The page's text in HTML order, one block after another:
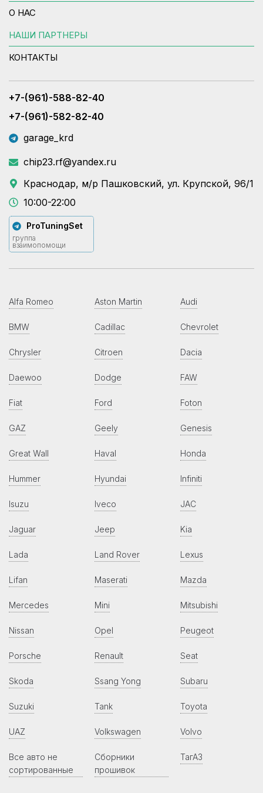
О НАС
НАШИ ПАРТНЕРЫ
КОНТАКТЫ
+7-(961)-588-82-40
+7-(961)-582-82-40
garage_krd
chip23.rf@yandex.ru
Краснодар, м/р Пашковский, ул. Крупской, 96/1
10:00-22:00
ProTuningSet
группа
взаимопомощи
Alfa Romeo Aston Martin Audi
BMW Cadillac Chevrolet
Chrysler Citroen Dacia
Daewoo Dodge FAW
Fiat Ford Foton
GAZ Geely Genesis
Great Wall Haval Honda
Hummer Hyundai Infiniti
Isuzu Iveco JAC
Jaguar Jeep Kia
Lada Land Rover Lexus
Lifan Maserati Mazda
Mercedes Mini Mitsubishi
Nissan Opel Peugeot
Porsche Renault Seat
Skoda Ssang Yong Subaru
Suzuki Tank Toyota
UAZ Volkswagen Volvo
Все авто не
сортированные
Сборники
прошивок
ТагАЗ